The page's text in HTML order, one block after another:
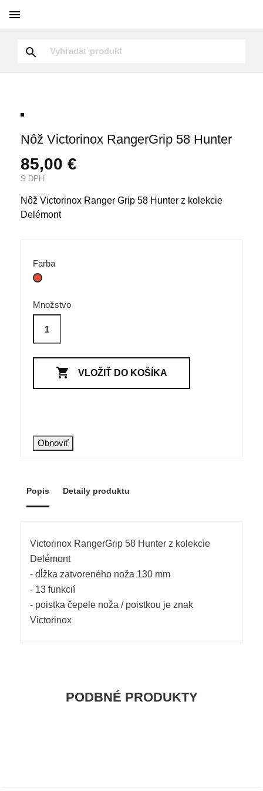


Nôž Victorinox RangerGrip 58 Hunter
85,00 €
S DPH
Nôž Victorinox Ranger Grip 58 Hunter z kolekcie
Delémont
Farba
Červená
Množstvo
 VLOŽIŤ DO KOŠÍKA
Popis Detaily produktu
Victorinox RangerGrip 58 Hunter z kolekcie
Delémont
- dĺžka zatvoreného noža 130 mm
- 13 funkcií
- poistka čepele noža / poistkou je znak
Victorinox
PODBNÉ PRODUKTY